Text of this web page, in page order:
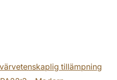
tillämpning